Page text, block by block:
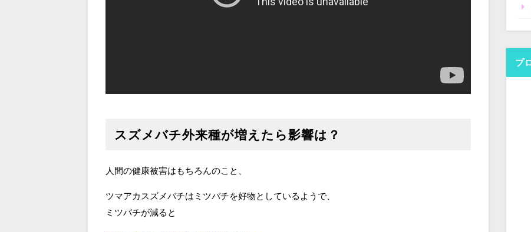
スズメバチ外来種が増えたら影響は？
人間の健康被害はもちろんのこと、
ツマアカスズメバチはミツバチを好物としているようで、
ミツバチが減ると
プ